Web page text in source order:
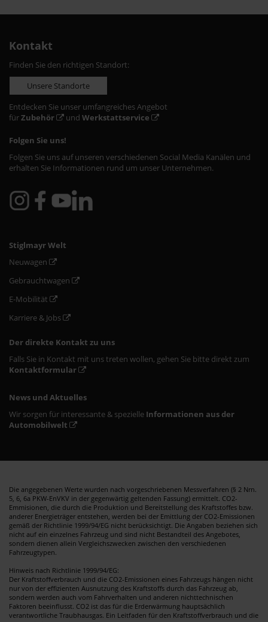
Kontakt
Finden Sie den richtigen Standort:
Unsere Standorte
Entdecken Sie unser umfangreiches Angebot
fürZubehör und Werkstattservice
Folgen Sie uns!
Folgen Sie uns auf unseren verschiedenen Social Media Kanälen und
erhalten Sie Informationen rund um unser Unternehmen.
Stiglmayr Welt
Neuwagen
Gebrauchtwagen
E-Mobilität
Karriere & Jobs
Der direkte Kontakt zu uns
Falls Sie in Kontakt mit uns treten wollen, gehen Sie bitte direkt zum
Kontaktformular
News und Aktuelles
Wir sorgen für interessante & spezielle Informationen aus der
Automobilwelt
Die angegebenen Werte wurden nach vorgeschriebenen Messverfahren (§ 2 Nrn.
5, 6, 6a PKW-EnVKV in der gegenwärtig geltenden Fassung) ermittelt. CO2-
Emmisionen, die durch die Produktion und Bereitstellung des Kraftstoffes bzw.
anderer Energieträger entstehen, werden bei der Emittlung der CO2-Emissionen
gemäß der Richtlinie 1999/94/EG nicht berücksichtigt. Die Angaben beziehen sich
nicht auf ein einzelnes Fahrzeug und sind nicht Bestandteil des Angebotes,
sondern dienen allein Vergleichszwecken zwischen den verschiedenen
Fahrzeugtypen.
Hinweis nach Richtlinie 1999/94/EG:
Der Kraftstoffverbrauch und die CO2-Emissionen eines Fahrzeugs hängen nicht
nur von der effizienten Ausnutzung des Kraftstoffs durch das Fahrzeug ab,
sondern werden auch vom Fahrverhalten und anderen nichttechnischen
Faktoren beeinflusst. CO2 ist das für die Erderwärmung hauptsächlich
verantwortliche Traubhausgas. Ein Leitfaden für den Kraftstoffverbrauch und die